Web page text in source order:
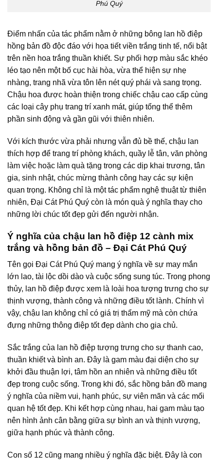
Phú Quý
Điểm nhấn của tác phẩm nằm ở những bông lan hồ điệp
hồng bản đồ độc đáo với họa tiết viền trắng tinh tế, nổi bật
trên nền hoa trắng thuần khiết. Sự phối hợp màu sắc khéo
léo tạo nên một bố cục hài hòa, vừa thể hiện sự nhẹ
nhàng, trang nhã vừa tôn lên nét quý phái và sang trọng.
Chậu hoa được hoàn thiện trong chiếc chậu cao cấp cùng
các loại cây phụ trang trí xanh mát, giúp tổng thể thêm
phần sinh động và gần gũi với thiên nhiên.
Với kích thước vừa phải nhưng vẫn đủ bề thế, chậu lan
thích hợp để trang trí phòng khách, quầy lễ tân, văn phòng
làm việc hoặc làm quà tặng trong các dịp khai trương, tân
gia, sinh nhật, chúc mừng thành công hay các sự kiện
quan trọng. Không chỉ là một tác phẩm nghệ thuật từ thiên
nhiên, Đại Cát Phú Quý còn là món quà ý nghĩa thay cho
những lời chúc tốt đẹp gửi đến người nhận.
Ý nghĩa của chậu lan hồ điệp 12 cành mix
trắng và hồng bản đồ – Đại Cát Phú Quý
Tên gọi Đại Cát Phú Quý mang ý nghĩa về sự may mắn
lớn lao, tài lộc dồi dào và cuộc sống sung túc. Trong phong
thủy, lan hồ điệp được xem là loài hoa tượng trưng cho sự
thịnh vượng, thành công và những điều tốt lành. Chính vì
vậy, chậu lan không chỉ có giá trị thẩm mỹ mà còn chứa
đựng những thông điệp tốt đẹp dành cho gia chủ.
Sắc trắng của lan hồ điệp tượng trưng cho sự thanh cao,
thuần khiết và bình an. Đây là gam màu đại diện cho sự
khởi đầu thuận lợi, tâm hồn an nhiên và những điều tốt
đẹp trong cuộc sống. Trong khi đó, sắc hồng bản đồ mang
ý nghĩa của niềm vui, hạnh phúc, sự viên mãn và các mối
quan hệ tốt đẹp. Khi kết hợp cùng nhau, hai gam màu tạo
nên hình ảnh cân bằng giữa sự bình an và thịnh vượng,
giữa hạnh phúc và thành công.
Con số 12 cũng mang nhiều ý nghĩa đặc biệt. Đây là con